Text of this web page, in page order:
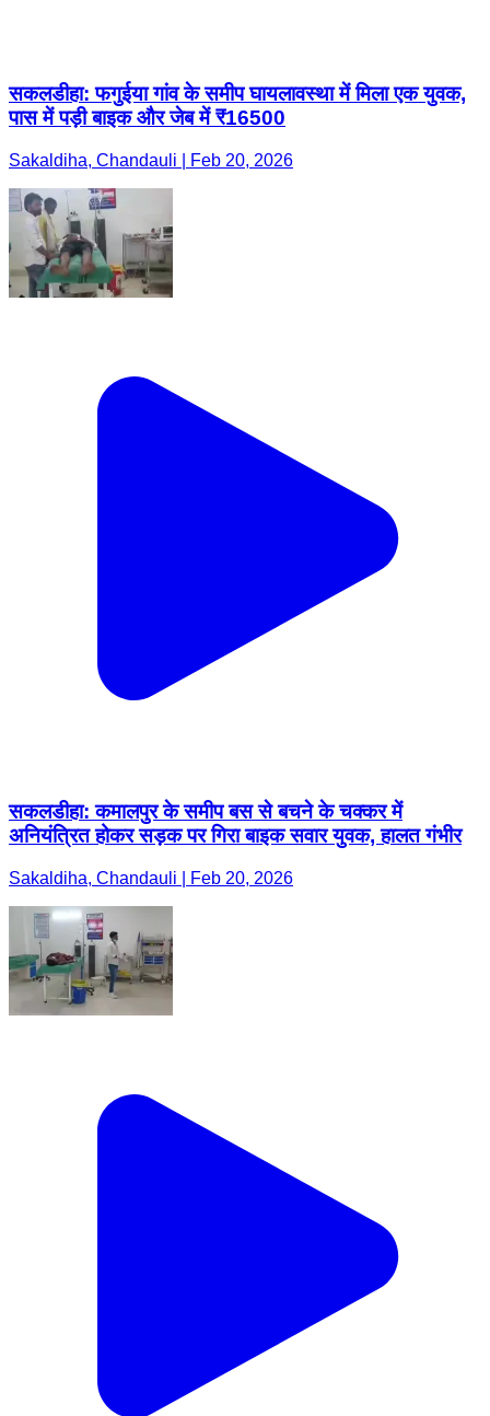
सकलडीहा: फगुईया गांव के समीप घायलावस्था में मिला एक युवक,
पास में पड़ी बाइक और जेब में ₹16500
Sakaldiha, Chandauli | Feb 20, 2026
सकलडीहा: कमालपुर के समीप बस से बचने के चक्कर में
अनियंत्रित होकर सड़क पर गिरा बाइक सवार युवक, हालत गंभीर
Sakaldiha, Chandauli | Feb 20, 2026